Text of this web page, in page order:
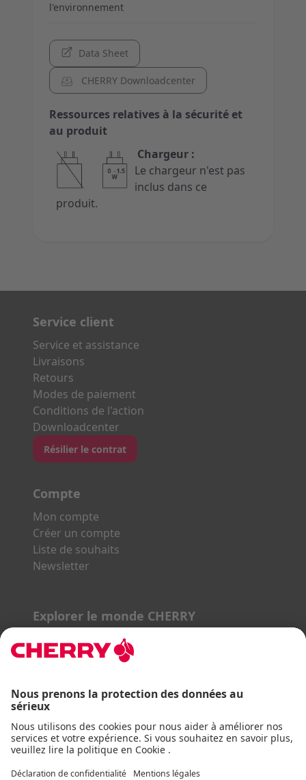
l'environnement
Data Sheet
CHERRY Downloadcenter
Ressources relatives à la sécurité et
au produit
Chargeur :
Le chargeur n'est pas
inclus dans ce
produit.
Service client
Service et assistance
Livraisons
Retours
Modes de paiement
Conditions de l'action
Downloadcenter
Résilier le contrat
Compte
Mon compte
Créer un compte
Liste de souhaits
Newsletter
Explorer le monde CHERRY
Gaming Series
STREAM Series
ERGO Line
Visa